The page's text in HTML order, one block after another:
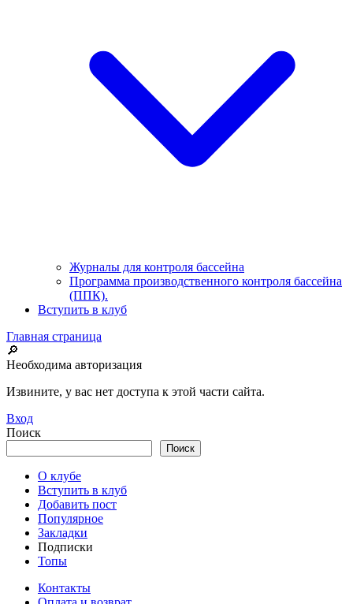
Журналы для контроля бассейна
Программа производственного контроля бассейна
(ППК).
Вступить в клуб
Главная страница
🔎
Необходима авторизация
Извините, у вас нет доступа к этой части сайта.
Вход
Поиск
Поиск
О клубе
Вступить в клуб
Добавить пост
Популярное
Закладки
Подписки
Топы
Контакты